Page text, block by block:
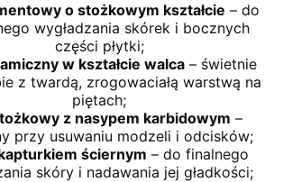
o stożkowym kształcie – do
wygładzania skórek i bocznych
części płytki;
w kształcie walca – świetnie
z twardą, zrogowaciałą warstwą na
piętach;
z nasypem karbidowym –
przy usuwaniu modzeli i odcisków;
ściernym – do finalnego
skóry i nadawania jej gładkości;